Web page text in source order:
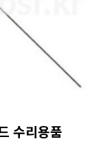
수리용품